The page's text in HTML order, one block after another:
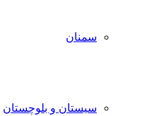
سمنان
سیستان و بلوچستان